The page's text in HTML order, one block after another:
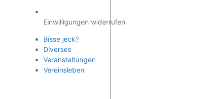
Einwilligungen widerrufen
Bisse jeck?
Diverses
Veranstaltungen
Vereinsleben